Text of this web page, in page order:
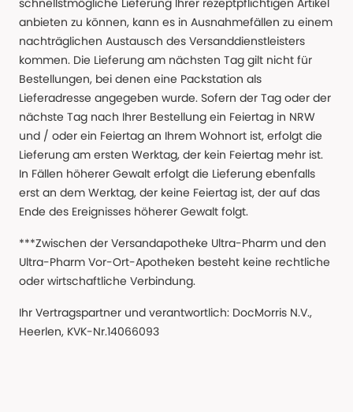
schnellstmögliche Lieferung Ihrer rezeptpflichtigen Artikel
anbieten zu können, kann es in Ausnahmefällen zu einem
nachträglichen Austausch des Versanddienstleisters
kommen. Die Lieferung am nächsten Tag gilt nicht für
Bestellungen, bei denen eine Packstation als
Lieferadresse angegeben wurde. Sofern der Tag oder der
nächste Tag nach Ihrer Bestellung ein Feiertag in NRW
und / oder ein Feiertag an Ihrem Wohnort ist, erfolgt die
Lieferung am ersten Werktag, der kein Feiertag mehr ist.
In Fällen höherer Gewalt erfolgt die Lieferung ebenfalls
erst an dem Werktag, der keine Feiertag ist, der auf das
Ende des Ereignisses höherer Gewalt folgt.
***Zwischen der Versandapotheke Ultra-Pharm und den
Ultra-Pharm Vor-Ort-Apotheken besteht keine rechtliche
oder wirtschaftliche Verbindung.
Ihr Vertragspartner und verantwortlich: DocMorris N.V.,
Heerlen, KVK-Nr.14066093